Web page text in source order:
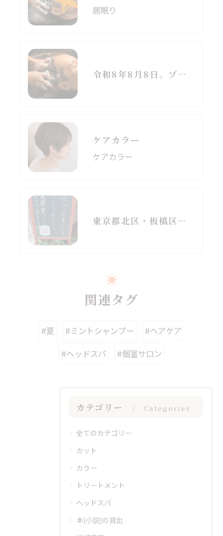
居眠り
令和8年8月8日。ゾロ目の日と立秋、季節の変わり目に思うこと
ケアカラー
ケアカラー
東京都北区・板橋区でヘアマニキュアをお探しの方へ｜頭皮がしみる方のための白髪染めという選択肢
関連タグ
#夏 #ミントシャンプー
#ヘアケア
#ヘッドスパ
#個室サロン
カテゴリー Categories
全てのカテゴリー
カット
カラー
トリートメント
ヘッドスパ
本(小説)の貸出